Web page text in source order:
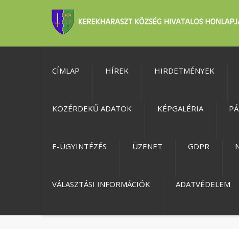
CÍMLAP HÍREK HIRDETMÉNYEK
KÖZÉRDEKŰ ADATOK KÉPGALÉRIA
E-ÜGYINTÉZÉS ÜZENET GDPR
VÁLASZTÁSI INFORMÁCIÓK ADATVÉDELEM